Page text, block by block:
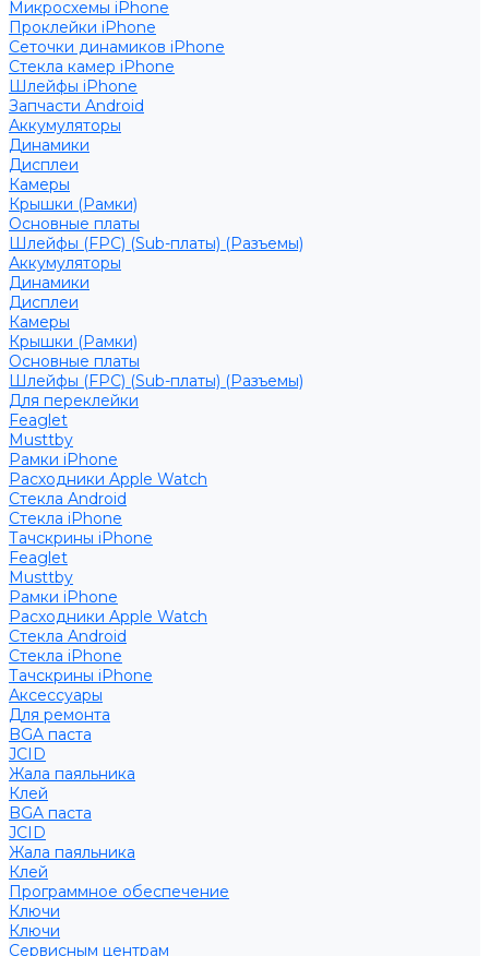
Микросхемы iPhone
Проклейки iPhone
Сеточки динамиков iPhone
Стекла камер iPhone
Шлейфы iPhone
Запчасти Android
Аккумуляторы
Динамики
Дисплеи
Камеры
Крышки (Рамки)
Основные платы
Шлейфы (FPC) (Sub-платы) (Разъемы)
Аккумуляторы
Динамики
Дисплеи
Камеры
Крышки (Рамки)
Основные платы
Шлейфы (FPC) (Sub-платы) (Разъемы)
Для переклейки
Feaglet
Musttby
Рамки iPhone
Расходники Apple Watch
Стекла Android
Стекла iPhone
Тачскрины iPhone
Feaglet
Musttby
Рамки iPhone
Расходники Apple Watch
Стекла Android
Стекла iPhone
Тачскрины iPhone
Аксессуары
Для ремонта
BGA паста
JCID
Жала паяльника
Клей
BGA паста
JCID
Жала паяльника
Клей
Программное обеспечение
Ключи
Ключи
Сервисным центрам